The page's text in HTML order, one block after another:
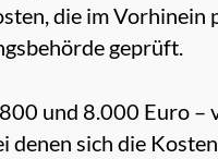
die im Vorhinein
geprüft.
und 8.000 Euro –
denen sich die